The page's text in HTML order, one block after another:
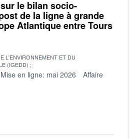
le bilan socio-
de la ligne à grande
Atlantique entre Tours
L'ENVIRONNEMENT ET DU
(IGEDD)
Mise en ligne: mai 2026
Affaire